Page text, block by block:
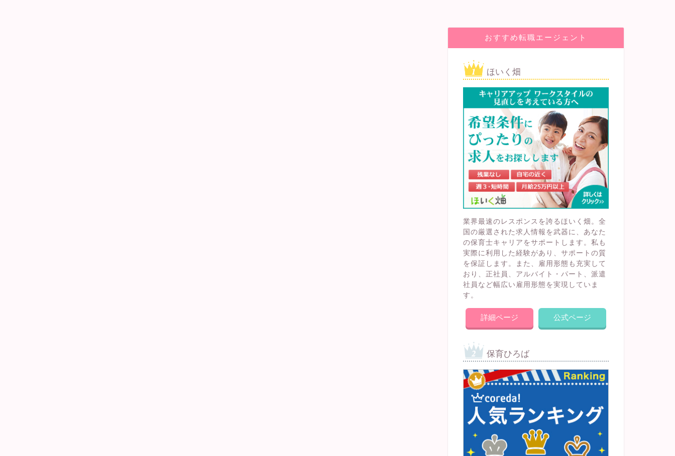
おすすめ転職エージェント
ほいく畑
業界最速のレスポンスを誇るほいく畑。全
国の厳選された求人情報を武器に、あなた
の保育士キャリアをサポートします。私も
実際に利用した経験があり、サポートの質
を保証します。また、雇用形態も充実して
おり、正社員、アルバイト・パート、派遣
社員など幅広い雇用形態を実現していま
す。
詳細ページ 公式ページ
保育ひろば